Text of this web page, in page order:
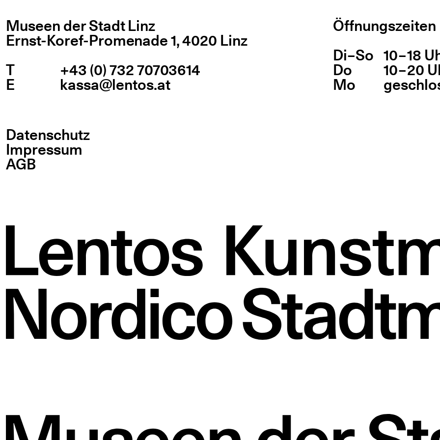
Museen der Stadt Linz
Ernst-Koref-Promenade 1,4020 Linz
T
+43 (0) 732 70703614
E kassa@lentos.at
Öffnungszeiten
Wochentag
Di–So 10 – 18
Do 10 – 20
Mo
Datenschutz
Impressum
AGB